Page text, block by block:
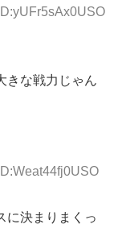
きな戦力じゃん
に決まりまくっ